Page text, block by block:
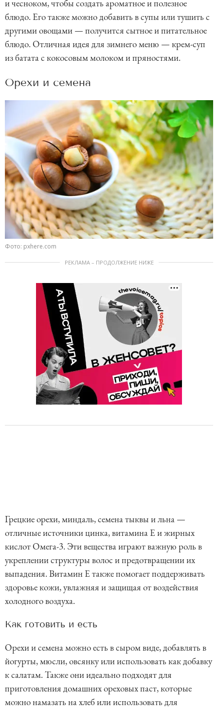
и чесноком, чтобы создать ароматное и полезное
блюдо. Его также можно добавить в супы или тушить с
другими овощами — получится сытное и питательное
блюдо. Отличная идея для зимнего меню — крем-суп
из батата с кокосовым молоком и пряностями.
Орехи и семена
Фото: pxhere.com
РЕКЛАМА – ПРОДОЛЖЕНИЕ НИЖЕ
Грецкие орехи, миндаль, семена тыквы и льна —
отличные источники цинка, витамина E и жирных
кислот Омега-3. Эти вещества играют важную роль в
укреплении структуры волос и предотвращении их
выпадения. Витамин E также помогает поддерживать
здоровье кожи, увлажняя и защищая от воздействия
холодного воздуха.
Как готовить и есть
Орехи и семена можно есть в сыром виде, добавлять в
йогурты, мюсли, овсянку или использовать как добавку
к салатам. Также они идеально подходят для
приготовления домашних ореховых паст, которые
можно намазать на хлеб или использовать для